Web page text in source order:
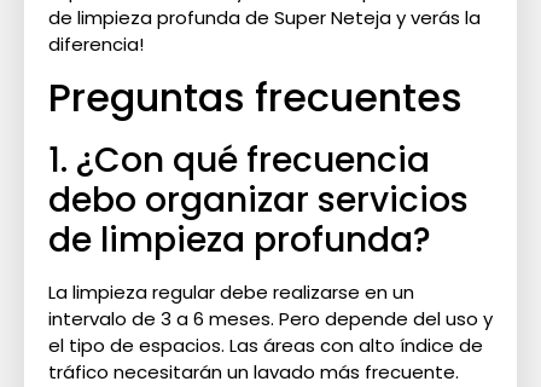
de limpieza profunda de Super Neteja y verás la
diferencia!
Preguntas frecuentes
1. ¿Con qué frecuencia
debo organizar servicios
de limpieza profunda?
La limpieza regular debe realizarse en un
intervalo de 3 a 6 meses. Pero depende del uso y
el tipo de espacios. Las áreas con alto índice de
tráfico necesitarán un lavado más frecuente.